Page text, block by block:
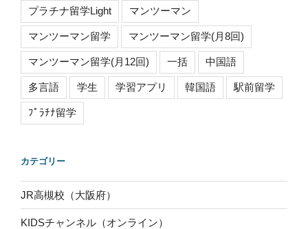
プラチナ留学Light マンツーマン
マンツーマン留学 マンツーマン留学(月8回)
マンツーマン留学(月12回) 一括 中国語
多言語 学生 学習アプリ 韓国語 駅前留学
ﾌﾟﾗﾁﾅ留学
カテゴリー
JR高槻校（大阪府）
KIDSチャンネル（オンライン）